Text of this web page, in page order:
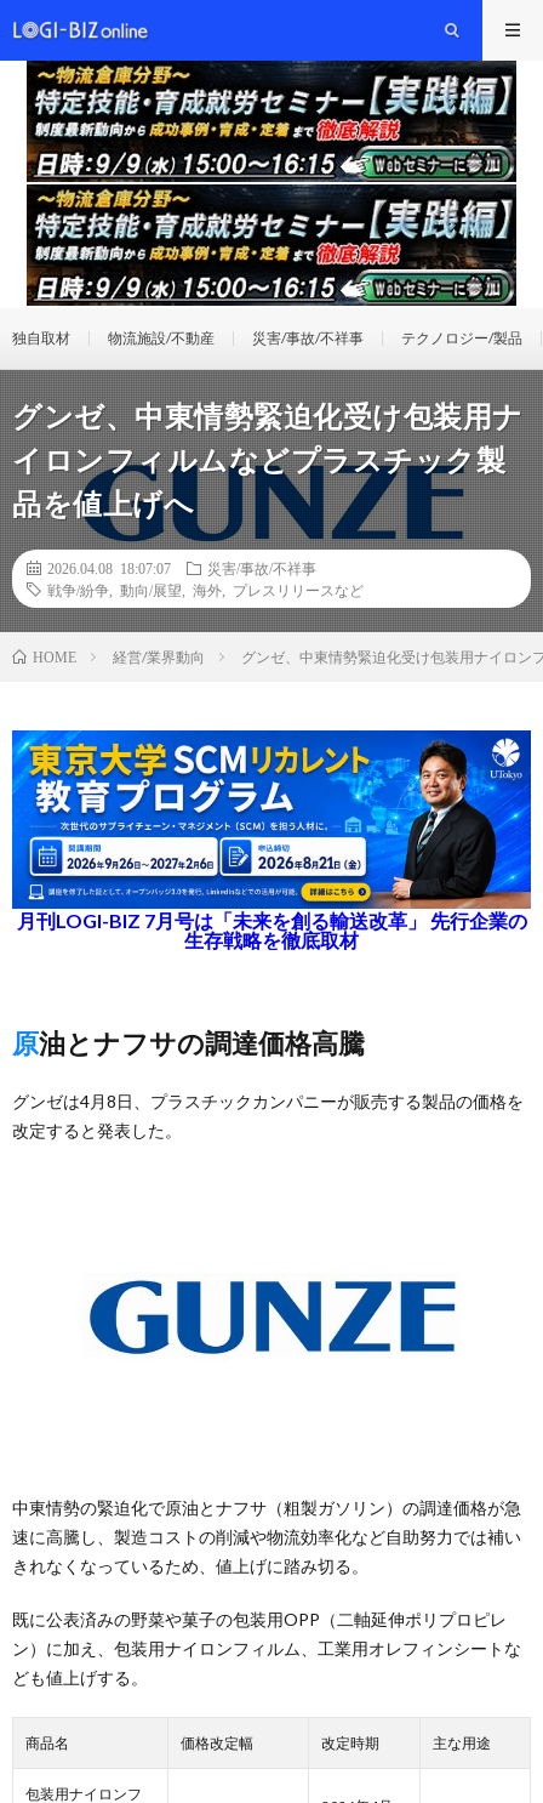
独自取材 物流施設/不動産 災害/事故/不祥事 テクノロジー/製品
グンゼ、中東情勢緊迫化受け包装用ナ
イロンフィルムなどプラスチック製
品を値上げへ
2026.04.08 18:07:07
災害/事故/不祥事
戦争/紛争
動向/展望 海外 プレスリリースなど
HOME 経営/業界動向 グンゼ、中東情勢緊迫化受け包装用ナイロン
月刊LOGI-BIZ 7月号は「未来を創る輸送改革」 先行企業の
生存戦略を徹底取材
原油とナフサの調達価格高騰
グンゼは4月8日、プラスチックカンパニーが販売する製品の価格を
改定すると発表した。
中東情勢の緊迫化で原油とナフサ（粗製ガソリン）の調達価格が急
速に高騰し、製造コストの削減や物流効率化など自助努力では補い
きれなくなっているため、値上げに踏み切る。
既に公表済みの野菜や菓子の包装用OPP（二軸延伸ポリプロピレ
ン）に加え、包装用ナイロンフィルム、工業用オレフィンシートな
ども値上げする。
商品名 価格改定幅 改定時期 主な用途
包装用ナイロンフ